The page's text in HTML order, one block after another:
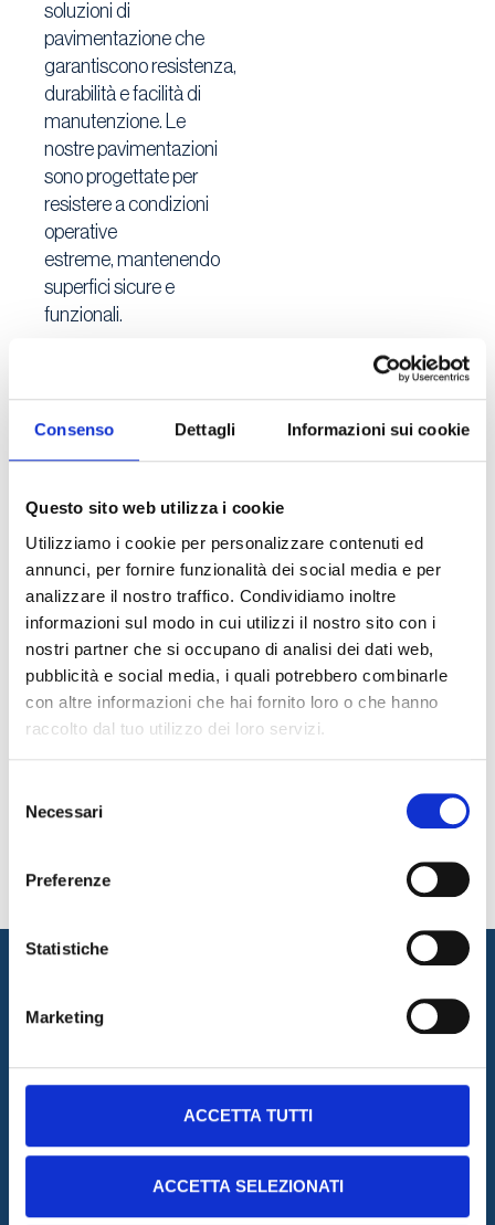
Consenso Dettagli Informazioni sui cookie
Questo sito web utilizza i cookie
Utilizziamo i cookie per personalizzare contenuti ed
annunci, per fornire funzionalità dei social media e per
analizzare il nostro traffico. Condividiamo inoltre
informazioni sul modo in cui utilizzi il nostro sito con i
nostri partner che si occupano di analisi dei dati web,
pubblicità e social media, i quali potrebbero combinarle
con altre informazioni che hai fornito loro o che hanno
raccolto dal tuo utilizzo dei loro servizi.
delNecessari
Preferenze
Statistiche
Marketing
ACCETTA TUTTI
ACCETTA SELEZIONATI
soluzioni di
pavimentazione che
garantiscono resistenza,
durabilità e facilità di
manutenzione.
Le
nostre pavimentazioni
sono progettate per
resistere a condizioni
operative
estreme, mantenendo
superfici sicure e
funzionali.
comprendono le sfide
che migliorano
l’efficienza e la sicurezza
degli ambienti di lavoro.
Con la nostra
competenza,
assicuriamo pavimenti
che soddisfano le
successo delle attività